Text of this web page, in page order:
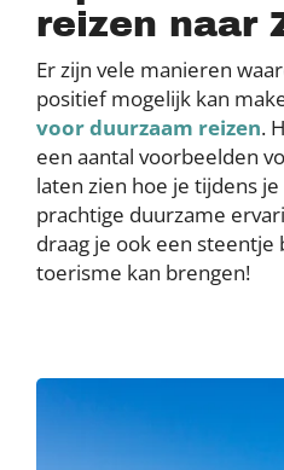
reizen naar
Er zijn vele manieren
positief mogelijk kan
voor duurzaam reizen.
een aantal voorbeelden
laten zien hoe je tijdens
prachtige duurzame
draag je ook een steentje
toerisme kan brengen!
Image